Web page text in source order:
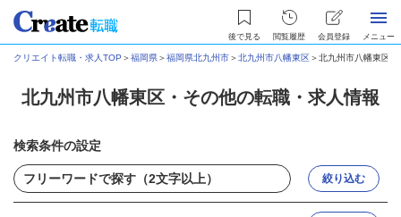
後で見る 閲覧履歴 会員登録 メニュー
クリエイト転職・求人TOP ＞福岡県＞福岡県北九州市＞北九州市八幡東区＞北九州市八幡東区
北九州市八幡東区・その他の転職・求人情報
検索条件の設定
絞り込む